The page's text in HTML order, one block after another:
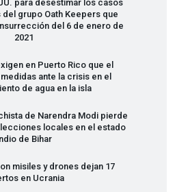
para desestimar los casos
grupo Oath Keepers que
del 6 de enero de
2021
en Puerto Rico que el
ante la crisis en el
de agua en la isla
de Narendra Modi pierde
locales en el estado
de Bihar
misiles y drones dejan 17
en Ucrania